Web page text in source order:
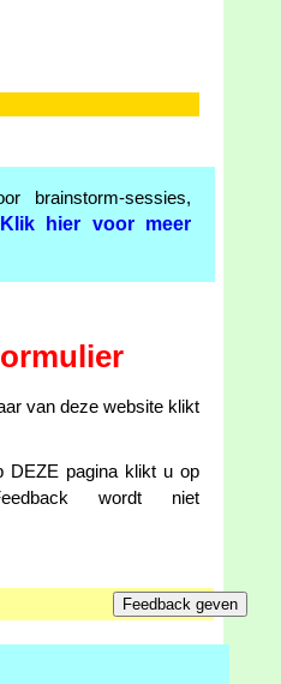
brainstorm-sessies,
Klik hier voor meer
van deze website klikt
DEZE pagina klikt u op
wordt niet